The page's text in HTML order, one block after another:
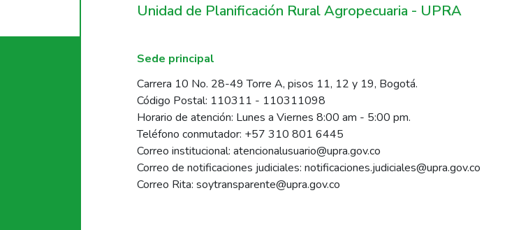
Unidad de Planificación Rural Agropecuaria - UPRA
Sede principal
Carrera 10 No. 28-49 Torre A, pisos 11, 12 y 19, Bogotá.
Código Postal: 110311 - 110311098
Horario de atención: Lunes a Viernes 8:00 am - 5:00 pm.
Teléfono conmutador: +57 310 801 6445
Correo institucional: atencionalusuario@upra.gov.co
Correo de notificaciones judiciales: notificaciones.judiciales@upra.gov.co
Correo Rita: soytransparente@upra.gov.co